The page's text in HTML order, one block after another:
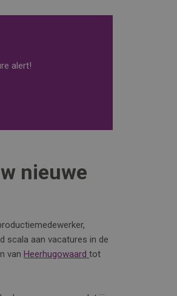
alert!
nieuwe
scala aan vacatures in de
vanHeerhugowaardtot